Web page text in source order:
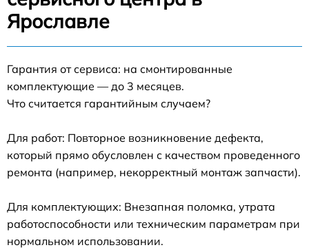
Ярославле
Гарантия от сервиса: на смонтированные
комплектующие — до 3 месяцев.
Что считается гарантийным случаем?
Для работ: Повторное возникновение дефекта,
который прямо обусловлен с качеством проведенного
ремонта (например, некорректный монтаж запчасти).
Для комплектующих: Внезапная поломка, утрата
работоспособности или техническим параметрам при
нормальном использовании.